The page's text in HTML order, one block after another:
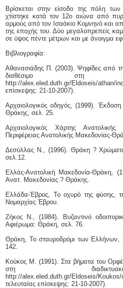
Βρίσκεται στην είσοδο της πόλη
χτίστηκε κατά τον 12ο αιώνα από
αρμούς από τον Ισαάκιο Κομνηνό και
της εποχής του. Δύο μεγαλοπρεπείς
σε ύψος πέντε μέτρων και με άνοιγμα
Βιβλιογραφία:
Αθανασιάδης Π. (2003). Ψηφίδες από
διαθέσιμο στη
http://alex.eled.duth.gr/Eldoseis/
επίσκεψης: 21-10-2007).
Αρχαιολογικός οδηγός, (1999). Έκδοση
Θράκης, σελ. 25.
Αρχαιολογικός Χάρτης
Περιφέρειας Ανατολικής Μακεδονίας-
Δεσύλλας Ν., (1996). Θράκη ?
σελ.12.
Ελλάς-Ανατολική Μακεδονία-Θράκη,
Ανατ. Μακεδονίας ? Θράκης.
Ελλάδα-Έβρος, Το οχυρό της φύσης,
Νομαρχίας Έβρου.
Ζήκος Ν., (1984). Βυζαντινό
Αφιέρωμα: Θράκη, σελ. 76.
Θράκη, Το σταυροδρόμι των
142.
Κούκος Μ. (1991). Στα βήματα του
στη
http://alex.eled.duth.gr/Eldoseis/
τελευταίας επίσκεψης: 21-10-2007).